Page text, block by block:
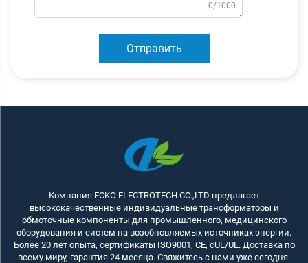
0/1000
Отправить
Компания ECKO ELECTROTECH CO.,LTD предлагает
высококачественные индивидуальные трансформаторы и
обмоточные компоненты для промышленного, медицинского
оборудования и систем на возобновляемых источниках энергии.
Более 20 лет опыта, сертификаты ISO9001, CE, cUL/UL. Доставка по
всему миру, гарантия 24 месяца. Свяжитесь с нами уже сегодня.